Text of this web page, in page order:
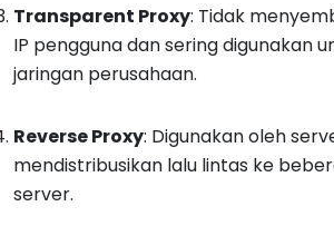
Transparent Proxy: Tidak
IP pengguna dan sering digunakan
jaringan perusahaan.
Reverse Proxy: Digunakan oleh
mendistribusikan lalu lintas ke
server.